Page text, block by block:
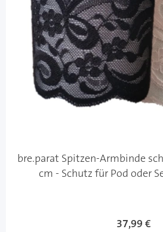
bre.parat Spitzen-Armbinde
cm - Schutz für Pod oder
37,99 €